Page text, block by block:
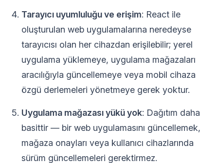
Tarayıcı uyumluluğu ve erişim: React ile
oluşturulan web uygulamalarına neredeyse
tarayıcısı olan her cihazdan erişilebilir; yerel
uygulama yüklemeye, uygulama mağazaları
aracılığıyla güncellemeye veya mobil cihaza
özgü derlemeleri yönetmeye gerek yoktur.
Uygulama mağazası yükü yok: Dağıtım daha
basittir — bir web uygulamasını güncellemek,
mağaza onayları veya kullanıcı cihazlarında
sürüm güncellemeleri gerektirmez.